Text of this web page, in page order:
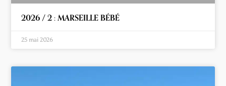
2026 / 2 : MARSEILLE BÉBÉ
25 mai 2026